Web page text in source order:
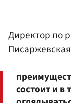
Директор по
состоит и